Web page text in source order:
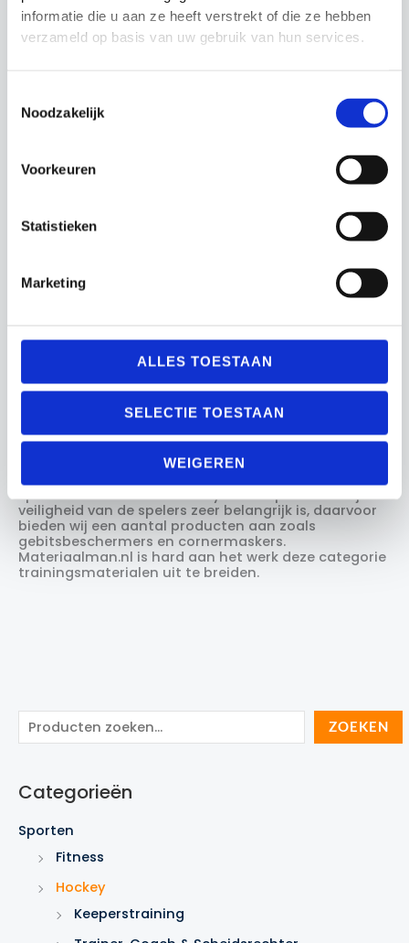
informatie die u aan ze heeft verstrekt of die ze hebben
verzameld op basis van uw gebruik van hun services.
Noodzakelijk
Voorkeuren
Statistieken
Marketing
ALLES TOESTAAN
SELECTIE TOESTAAN
WEIGEREN
k
e
ZOEKEN
Categorieën
Sporten
Fitness
Hockey
Keeperstraining
Vast wielstel
Coachborden
Oranje
€4.50
aluminium
€1,895.00
Hockey is één van de populairste en snelst groeiende
veiligheid van de spelers zeer belangrijk is, daarvoor
bieden wij een aantal producten aan zoals
gebitsbeschermers en cornermaskers.
Materiaalman.nl is hard aan het werk deze categorie
trainingsmaterialen uit te breiden.